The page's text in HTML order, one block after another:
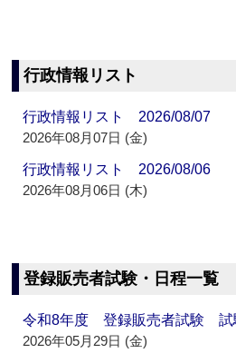
行政情報リスト
行政情報リスト 2026/08/07
2026年08月07日 (金)
行政情報リスト 2026/08/06
2026年08月06日 (木)
登録販売者試験・日程一覧
令和8年度 登録販売者試験 試
2026年05月29日 (金)